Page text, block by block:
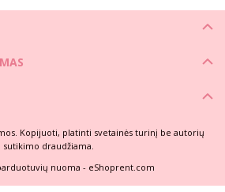
Kopijuoti, platinti svetainės turinį be autorių
sutikimo draudžiama.
nuoma - eShoprent.com